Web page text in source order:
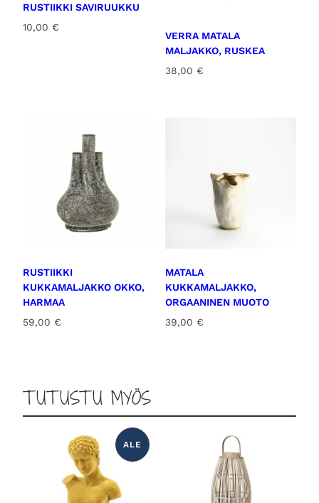
RUSTIIKKI SAVIRUUKKU
10,00 €
VERRA MATALA
MALJAKKO, RUSKEA
38,00 €
RUSTIIKKI
KUKKAMALJAKKO OKKO,
HARMAA
59,00 €
MATALA
KUKKAMALJAKKO,
ORGAANINEN MUOTO
39,00 €
TUTUSTU MYÖS
ALE
T
O